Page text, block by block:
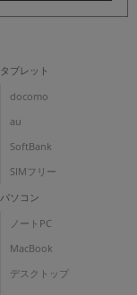
タブレット
docomo
au
SoftBank
SIMフリー
パソコン
ノートPC
MacBook
デスクトップ